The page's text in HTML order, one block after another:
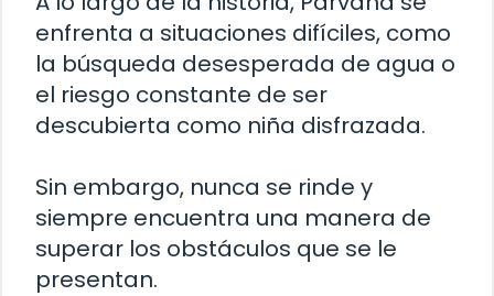
enfrenta a situaciones difíciles, como
la búsqueda desesperada de agua o
el riesgo constante de ser
descubierta como niña disfrazada.
Sin embargo, nunca se rinde y
siempre encuentra una manera de
superar los obstáculos que se le
presentan.